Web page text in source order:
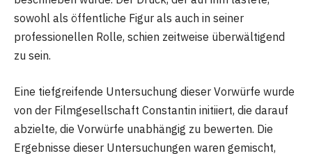
sowohl als öffentliche Figur als auch in seiner
professionellen Rolle, schien zeitweise überwältigend
zu sein.
Eine tiefgreifende Untersuchung dieser Vorwürfe wurde
von der Filmgesellschaft Constantin initiiert, die darauf
abzielte, die Vorwürfe unabhängig zu bewerten. Die
Ergebnisse dieser Untersuchungen waren gemischt,